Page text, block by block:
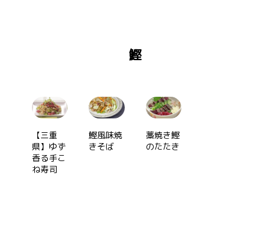
鰹
【三重
県】ゆず
香る手こ
ね寿司
鰹風味焼
きそば
藁焼き鰹
のたたき